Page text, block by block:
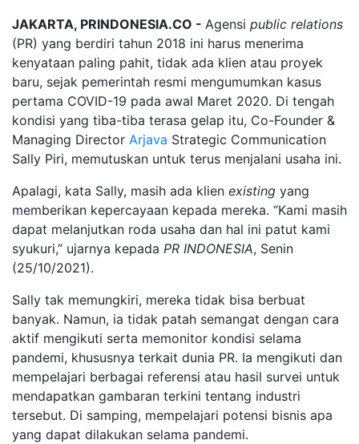
JAKARTA, PRINDONESIA.CO - Agensi public relations
(PR) yang berdiri tahun 2018 ini harus menerima
kenyataan paling pahit, tidak ada klien atau proyek
baru, sejak pemerintah resmi mengumumkan kasus
pertama COVID-19 pada awal Maret 2020. Di tengah
kondisi yang tiba-tiba terasa gelap itu, Co-Founder &
Managing Director Arjava Strategic Communication
Sally Piri, memutuskan untuk terus menjalani usaha ini.
Apalagi, kata Sally, masih ada klien existing yang
memberikan kepercayaan kepada mereka. “Kami masih
dapat melanjutkan roda usaha dan hal ini patut kami
syukuri,” ujarnya kepada PR INDONESIA, Senin
(25/10/2021).
Sally tak memungkiri, mereka tidak bisa berbuat
banyak. Namun, ia tidak patah semangat dengan cara
aktif mengikuti serta memonitor kondisi selama
pandemi, khususnya terkait dunia PR. Ia mengikuti dan
mempelajari berbagai referensi atau hasil survei untuk
mendapatkan gambaran terkini tentang industri
tersebut. Di samping, mempelajari potensi bisnis apa
yang dapat dilakukan selama pandemi.